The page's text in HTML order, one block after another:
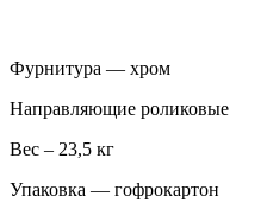
Фурнитура — хром
Направляющие роликовые
Вес – 23,5 кг
Упаковка — гофрокартон